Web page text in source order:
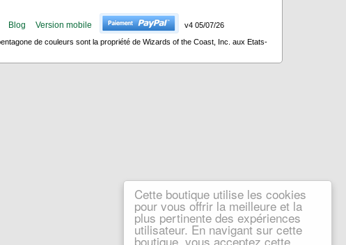
Cette boutique utilise les cookies
pour vous offrir la meilleure et la
plus pertinente des expériences
utilisateur. En navigant sur cette
boutique, vous acceptez cette
Blog Version mobile
v4 05/07/26
de couleurs sont la propriété de Wizards of the Coast, Inc. aux Etats-